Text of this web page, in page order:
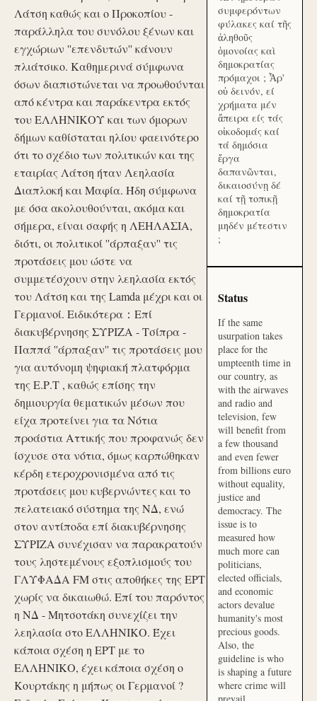
Λάτση καθώς και ο Προκοπίου -
παράλληλα του συνόλου ξένων και
εγχώριων ''επενδυτών'' κάνουν
πλιάτσικο. Καθημερινά σύμφωνα
όσων διαπιστώνεται να προωθούνται
από κέντρα και παράκεντρα εκτός
του ΕΛΛΗΝΙΚΟΥ και των όμορων
δήμων καθίσταται ηλίου φαεινότερο
ότι το σχέδιο των πολιτικών και της
εταιρίας Λάτση ήταν Λεηλασία
Διαπλοκή και Μαφία. Ήδη σύμφωνα
με όσα ακολουθούνται, ακόμα και
σήμερα, είναι σαφής η ΛΕΗΛΑΣΙΑ,
διότι, οι πολιτικοί ''άρπαξαν'' τις
προτάσεις μου ώστε να
συμμετέσχουν στην λεηλασία εκτός
του Λάτση και της Lamda μέχρι και οι
Γερμανοί. Ειδικότερα：Επί
διακυβέρνησης ΣΥΡΙΖΑ - Τσίπρα -
Παππά ''άρπαξαν'' τις προτάσεις μου
για αυτόνομη ψηφιακή πλατφόρμα
της Ε.Ρ.Τ , καθώς επίσης την
δημιουργία θεματικών μέσων που
είχα προτείνει για τα Νότια
προάστια Αττικής που προφανώς δεν
ίσχυσε στα νότια, όμως καρπώθηκαν
κέρδη ετεροχρονισμένα από τις
προτάσεις μου κυβερνώντες και το
πελατειακό σύστημα της ΝΔ, ενώ
στον αντίποδα επί διακυβέρνησης
ΣΥΡΙΖΑ συνέχισαν να παρακρατούν
τους ληστεμένους εξοπλισμούς του
ΓΛΥΦΑΔΑ FM στις αποθήκες της ΕΡΤ
χωρίς να δικαιωθώ. Επί του παρόντος
η ΝΔ - Μητσοτάκη συνεχίζει την
λεηλασία στο ΕΛΛΗΝΙΚΟ. Έχει
κάποια σχέση η ΕΡΤ με το
ΕΛΛΗΝΙΚΟ, έχει κάποια σχέση ο
Κουρτάκης η μήπως οι Γερμανοί ?
συμφερόντων
φύλακες καί τῆς
ἀληθοῦς
ὁμονοίας καὶ
δημοκρατίας
πρόμαχοι ; Ἆρ'
οὐ δεινόν, εί
χρήματα μέν
ἄπειρα είς τάς
οἰκοδομάς καί
τά δημόσια
ἔργα
δαπανῶνται,
δικαιοσύνῃ δέ
καί τῇ τοπικῇ
δημοκρατία
μηδέν μέτεστιν
;
Status
If the same
usurpation takes
place for the
umpteenth time in
our country, as
with the airwaves
and radio and
television, few
will benefit from
a few thousand
and even fewer
from billions euro
without equality,
justice and
democracy. The
issue is to
measured how
much more can
politicians,
elected officials,
and economic
actors devalue
humanity's most
precious goods.
Also, the
guideline is who
is shaping a future
where crime will